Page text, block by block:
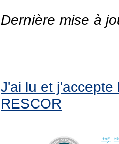
Dernière mise à
J'ai lu et
RESCOR